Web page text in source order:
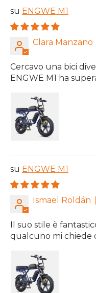
ENGWE M1
Clara Manzano
Cercavo una bici
ENGWE M1 ha
ENGWE M1
Ismael Roldán
Il suo stile è
qualcuno mi chiede